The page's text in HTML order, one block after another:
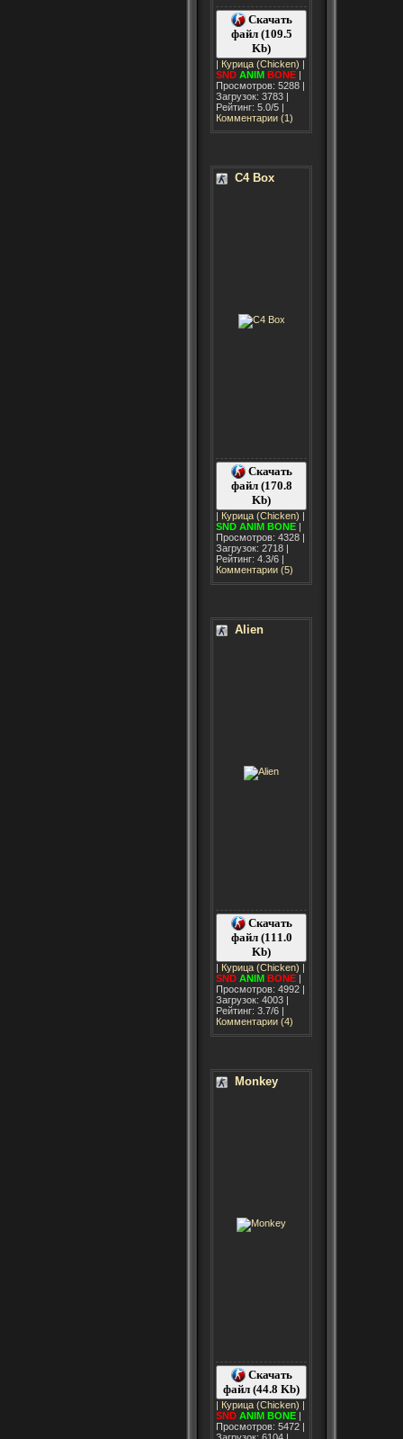
Скачать
файл (109.5
Kb)
| Курица (Chicken) |
SND ANIM BONE |
Просмотров: 5288 |
Загрузок: 3783 |
Рейтинг: 5.0/5 |
Комментарии (1)
C4 Box
Скачать
файл (170.8
Kb)
| Курица (Chicken) |
SND ANIM BONE |
Просмотров: 4328 |
Загрузок: 2718 |
Рейтинг: 4.3/6 |
Комментарии (5)
Alien
Скачать
файл (111.0
Kb)
| Курица (Chicken) |
SND ANIM BONE |
Просмотров: 4992 |
Загрузок: 4003 |
Рейтинг: 3.7/6 |
Комментарии (4)
Monkey
Скачать
файл (44.8 Kb)
| Курица (Chicken) |
SND ANIM BONE |
Просмотров: 5472 |